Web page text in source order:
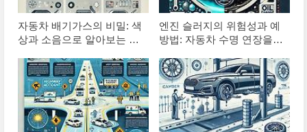
자동차 배기가스의 비밀: 색
상과 소음으로 알아보는 차
엔진 슬러지의 위험성과 예
방법: 자동차 수명 연장을